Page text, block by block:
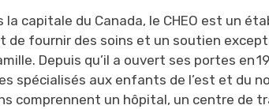
la capitale du Canada, le CHEO est un
de fournir des soins et un soutien
Depuis qu’il a ouvert ses portes en
spécialisés aux enfants de l’est et du
comprennent un hôpital, un centre de